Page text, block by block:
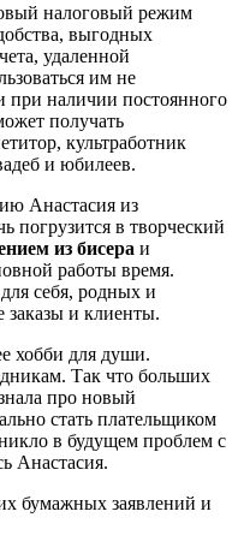
налоговый режим
выгодных
удаленной
им не
при наличии постоянного
получать
культработник
и юбилеев.
Анастасия из
погрузится в творческий
из бисера и
работы время.
себя, родных и
заказы и клиенты.
хобби для души.
Так что больших
про новый
стать плательщиком
в будущем проблем с
Анастасия.
бумажных заявлений и